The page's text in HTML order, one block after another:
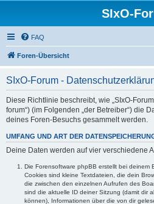
SIxO-
FAQ
Foren-Übersicht
SIxO-Forum -
Diese Richtlinie beschreibt, wie „SIxO-
forum“) (im Folgenden „der Betreiber“) die
deines Foren-Besuchs gesammelt werden.
UMFANG UND ART DER
Deine Daten werden auf vier verschiedene
Die Forensoftware phpBB erstellt bei deinem
Cookies sind kleine Textdateien, die dein
die zwischen den einzelnen Aufrufen des
sind die aktuelle ID deiner Sitzung (damit dir
können), Informationen über die von dir